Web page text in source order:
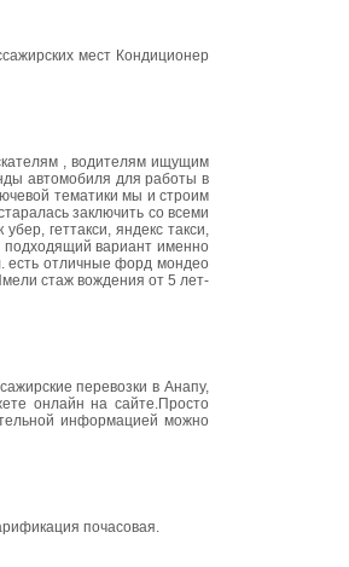
мест Кондиционер
, водителям ищущим
автомобиля для работы в
тематики мы и строим
заключить со всеми
геттакси, яндекс такси,
подходящий вариант именно
есть отличные форд мондео
стаж вождения от 5 лет-
перевозки в Анапу,
онлайн на сайте.Просто
информацией можно
почасовая.